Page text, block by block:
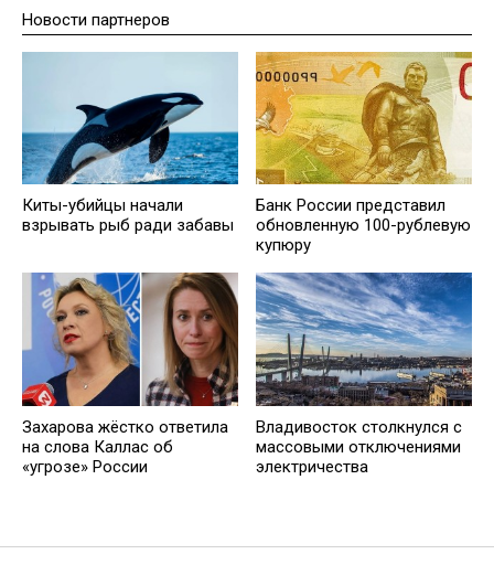
Новости партнеров
Киты-убийцы начали
взрывать рыб ради забавы
Банк России представил
обновленную 100-рублевую
купюру
Захарова жёстко ответила
на слова Каллас об
«угрозе» России
Владивосток столкнулся с
массовыми отключениями
электричества